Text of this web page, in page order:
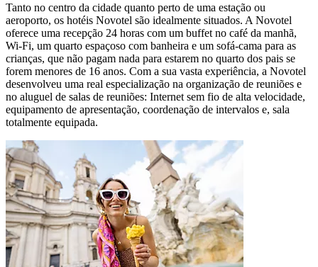
Tanto no centro da cidade quanto perto de uma estação ou
aeroporto, os hotéis Novotel são idealmente situados. A Novotel
oferece uma recepção 24 horas com um buffet no café da manhã,
Wi-Fi, um quarto espaçoso com banheira e um sofá-cama para as
crianças, que não pagam nada para estarem no quarto dos pais se
forem menores de 16 anos. Com a sua vasta experiência, a Novotel
desenvolveu uma real especialização na organização de reuniões e
no aluguel de salas de reuniões: Internet sem fio de alta velocidade,
equipamento de apresentação, coordenação de intervalos e, sala
totalmente equipada.